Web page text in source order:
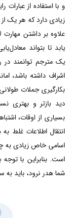
و با استفاده از
زیادی دارد که هر یک
علاوه بر داشتن
یابد تا بتواند
یک مترجم توانمند در
اشراف داشته باشد،
بکارگیری جملات
دید بازتر و بهتری
بسیاری از اوقات،
انتقال اطلاعات غلط
اسامی خاص زیادی به
است. بنابراین با
شما هدر نرود، باید